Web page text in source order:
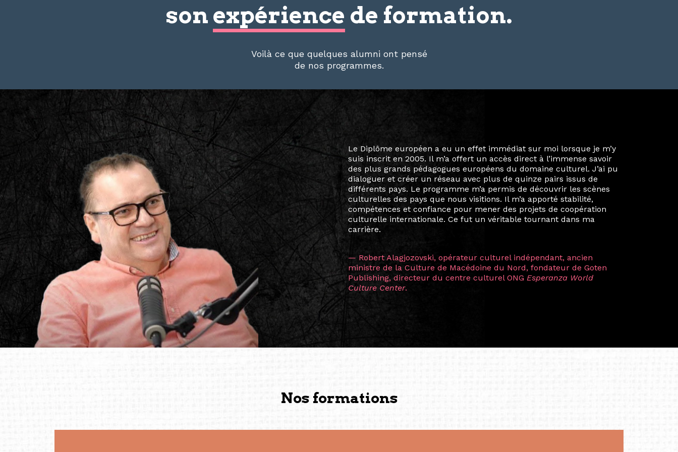
son expérience de formation.
Voilà ce que quelques alumni ont pensé
de nos programmes.
Le destin a voulu que ma vie privée et ma vie professionnelle dans les
arts soient étroitement liées. Durant mon année au sein du Diplôme
Marcel Hicter, j’ai intégré un réseau européen aussi inattendu que
vibrant, qui s’est étendu bien au-delà de la salle de classe. En
quelques mois, j’invitais mes camarades à collaborer sur des projets
allant de Baguio City à Pékin, de Helsinki à Kuala Lumpur, Langkawi,
Manille, Tokyo et Varsovie, renforçant ainsi ma vision de curatrice
consistant à connecter des artistes à travers les disciplines et les
continents.
L’une des rencontres les plus marquantes fut celle avec ma
consœur HicterienneRuthe Zuntz — une amitié dont la générosité et
la vision ont transformé ma trajectoire et m’ont conduite de
Singapour à Berlin pendant près d’une décennie. Aujourd’hui encore,
les amitiés forgées durant cette année intense et inspirante
solidité et m’encouragent à continuer de rêver, de créer et de tendre
vers de nouvelles possibilités.
— Vanini Belarmino (Singapore /Germany)
(Photography: Geric Cruz)